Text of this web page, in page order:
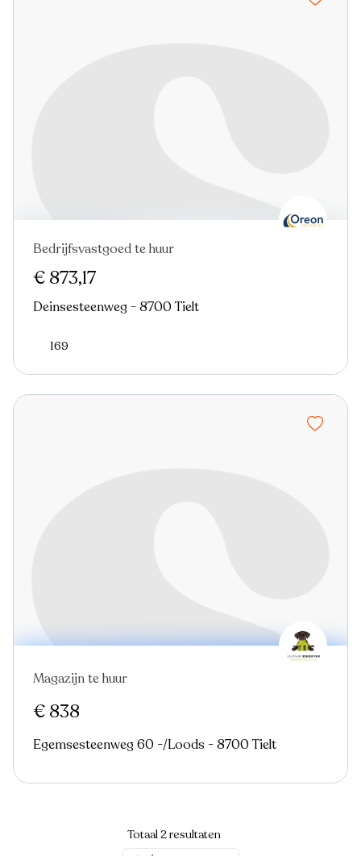
Bedrijfsvastgoed te huur
€ 873,17
Deinsesteenweg - 8700 Tielt
169
Magazijn te huur
€ 838
Egemsesteenweg 60 -/Loods - 8700 Tielt
Totaal 2 resultaten